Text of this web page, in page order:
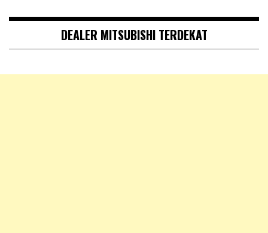
DEALER MITSUBISHI TERDEKAT